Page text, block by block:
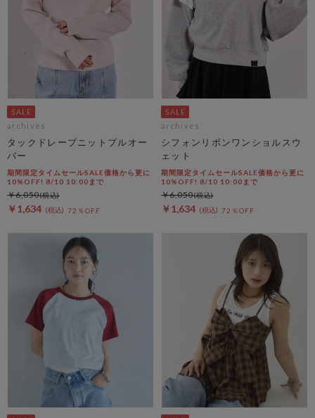
archives
タックドレープニットプルオー
バー
期間限定タイムセールSALE価格から更に
10%OFF! 8/10 10:00まで
￥1,634 72％OFF
￥6,050
archives
シフォンリボンワンショルスウ
ェット
期間限定タイムセールSALE価格から更に
10%OFF! 8/10 10:00まで
￥1,634 72％OFF
￥6,050